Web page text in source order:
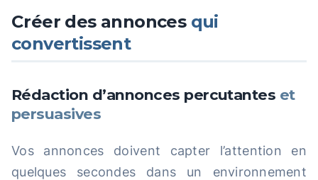
Créer des annonces qui
convertissent
Rédaction d’annonces percutantes et
persuasives
Vos annonces doivent capter l’attention en
quelques secondes dans un environnement